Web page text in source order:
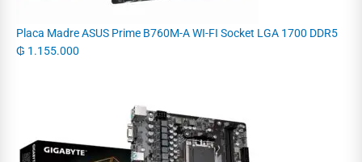
Placa Madre ASUS Prime B760M-A WI-FI Socket LGA 1700 DDR5
₲ 1.155.000